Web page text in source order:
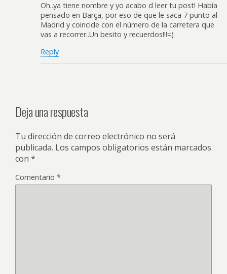
Oh..ya tiene nombre y yo acabo d leer tu post! Había
pensado en Barça, por eso de que le saca 7 punto al
Madrid y coincide con el número de la carretera que
vas a recorrer..Un besito y recuerdos!!!=)
Reply
Deja una respuesta
Tu dirección de correo electrónico no será
publicada. Los campos obligatorios están marcados
con *
Comentario *